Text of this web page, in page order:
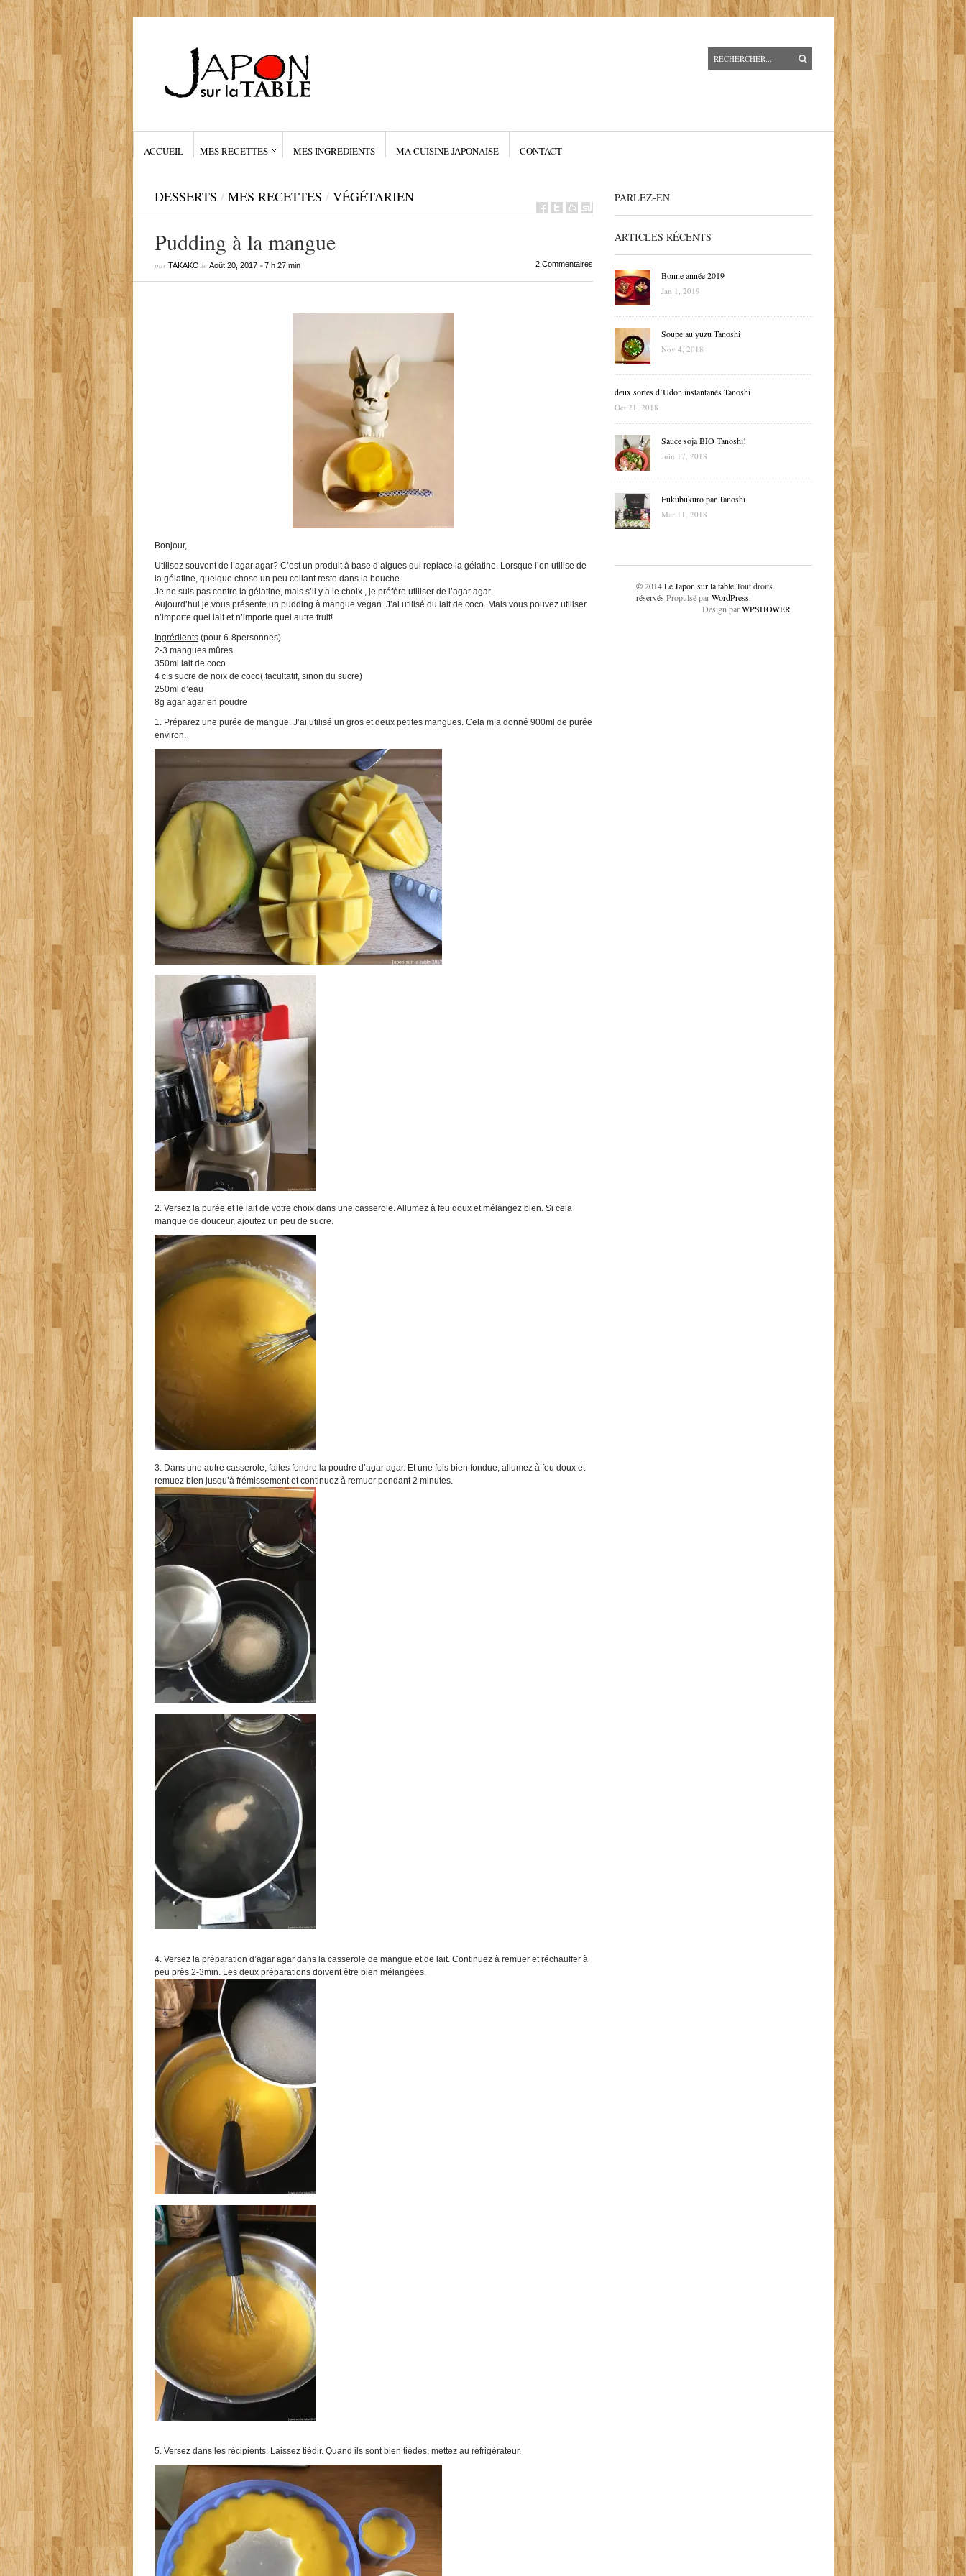
ACCUEIL MES RECETTES MES INGRÉDIENTS MA CUISINE JAPONAISE CONTACT
DESSERTS / MES RECETTES / VÉGÉTARIEN
Pudding à la mangue
parTAKAKO le Août 20, 2017•7 h 27 min 2 Commentaires
Bonjour,
Utilisez souvent de l’agar agar? C’est un produit à base d’algues qui replace la gélatine. Lorsque l’on utilise de
la gélatine, quelque chose un peu collant reste dans la bouche.
Je ne suis pas contre la gélatine, mais s’il y a le choix , je préfère utiliser de l’agar agar.
Aujourd’hui je vous présente un pudding à mangue vegan. J’ai utilisé du lait de coco. Mais vous pouvez utiliser
n’importe quel lait et n’importe quel autre fruit!
Ingrédients(pour 6-8personnes)
2-3 mangues mûres
350ml lait de coco
4 c.s sucre de noix de coco( facultatif, sinon du sucre)
250ml d’eau
8g agar agar en poudre
1. Préparez une purée de mangue. J’ai utilisé un gros et deux petites mangues. Cela m’a donné 900ml de purée
environ.
2. Versez la purée et le lait de votre choix dans une casserole. Allumez à feu doux et mélangez bien. Si cela
manque de douceur, ajoutez un peu de sucre.
3. Dans une autre casserole, faites fondre la poudre d’agar agar. Et une fois bien fondue, allumez à feu doux et
remuez bien jusqu’à frémissement et continuez à remuer pendant 2 minutes.
4. Versez la préparation d’agar agar dans la casserole de mangue et de lait. Continuez à remuer et réchauffer à
peu près 2-3min. Les deux préparations doivent être bien mélangées.
5. Versez dans les récipients. Laissez tiédir. Quand ils sont bien tièdes, mettez au réfrigérateur.
PARLEZ-EN
ARTICLES RÉCENTS
Bonne année 2019
Jan 1, 2019
Soupe au yuzu Tanoshi
Nov 4, 2018
deux sortes d’Udon instantanés Tanoshi
Oct 21, 2018
Sauce soja BIO Tanoshi!
Juin 17, 2018
Fukubukuro par Tanoshi
Mar 11, 2018
© 2014Le Japon sur la tableTout droits
réservés Propulsé parWordPress.
Design parWPSHOWER